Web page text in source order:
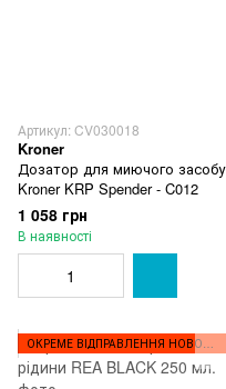
Артикул: CV030018
Kroner
Дозатор для миючого засобу
Kroner KRP Spender - C012
1 058 грн
В наявності
ОКРЕМЕ ВІДПРАВЛЕННЯ НОВОЮ ПОШТОЮ